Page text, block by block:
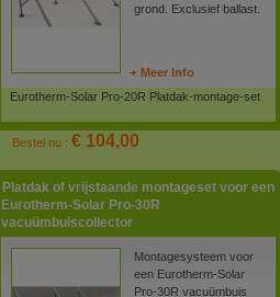
grond. Exclusief ballast.
Meer Info
Eurotherm-Solar Pro-20R Platdak-montage-set
Bestel nu : € 104,00
Platdak of vrijstaande montageset voor een
Eurotherm-Solar Pro-30R
vacuümbuiscollector
Montagesysteem voor
een Eurotherm-Solar
Pro-30R vacuümbuis